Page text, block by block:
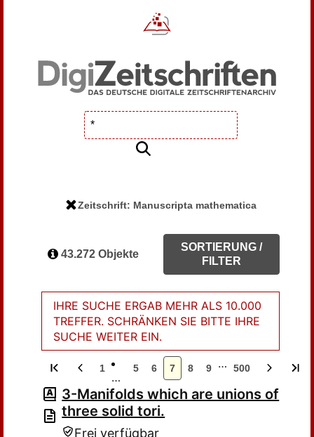
Zeitschrift: Manuscripta mathematica
43.272 Objekte
SORTIERUNG /
FILTER
IHRE SUCHE ERGAB MEHR ALS 10.000
TREFFER. SCHRÄNKEN SIE BITTE IHRE
SUCHE WEITER EIN.
1
…
5 6 7 8 9 … 500
3-Manifolds which are unions of
three solid tori.
Frei verfügbar